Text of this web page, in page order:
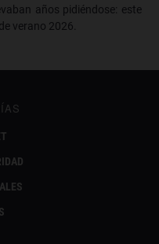
años pidiéndose: este
verano 2026.